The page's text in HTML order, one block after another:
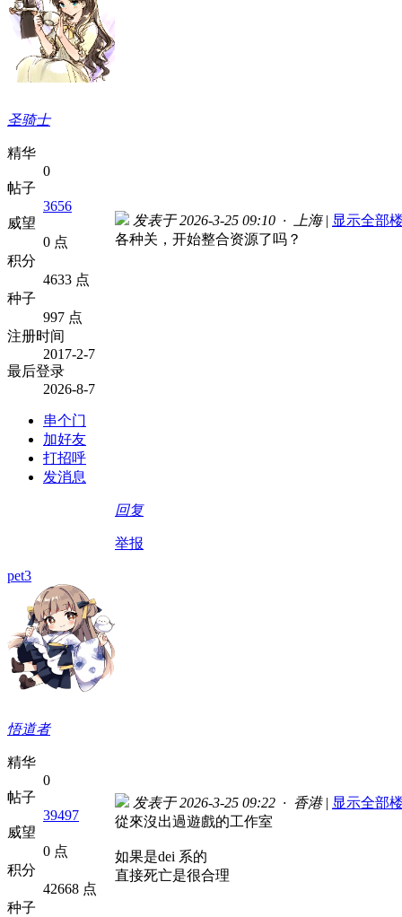
圣骑士
精华
0
帖子
3656
威望
0 点
积分
4633 点
种子
997 点
注册时间
2017-2-7
最后登录
2026-8-7
串个门
加好友
打招呼
发消息
发表于 2026-3-25 09:10 · 上海 | 显示全部
各种关，开始整合资源了吗？
回复
举报
pet3
悟道者
精华
0
帖子
39497
威望
0 点
积分
42668 点
种子
发表于 2026-3-25 09:22 · 香港 | 显示全部
從來沒出過遊戲的工作室
如果是dei 系的
直接死亡是很合理